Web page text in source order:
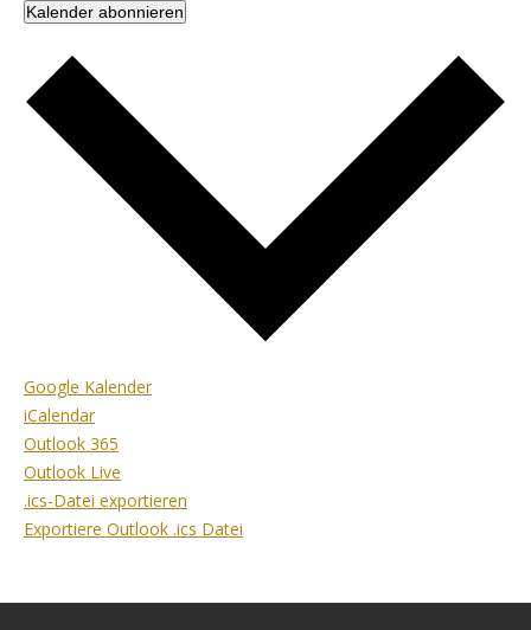
Kalender abonnieren
Google Kalender
iCalendar
Outlook 365
Outlook Live
.ics-Datei exportieren
Exportiere Outlook .ics Datei